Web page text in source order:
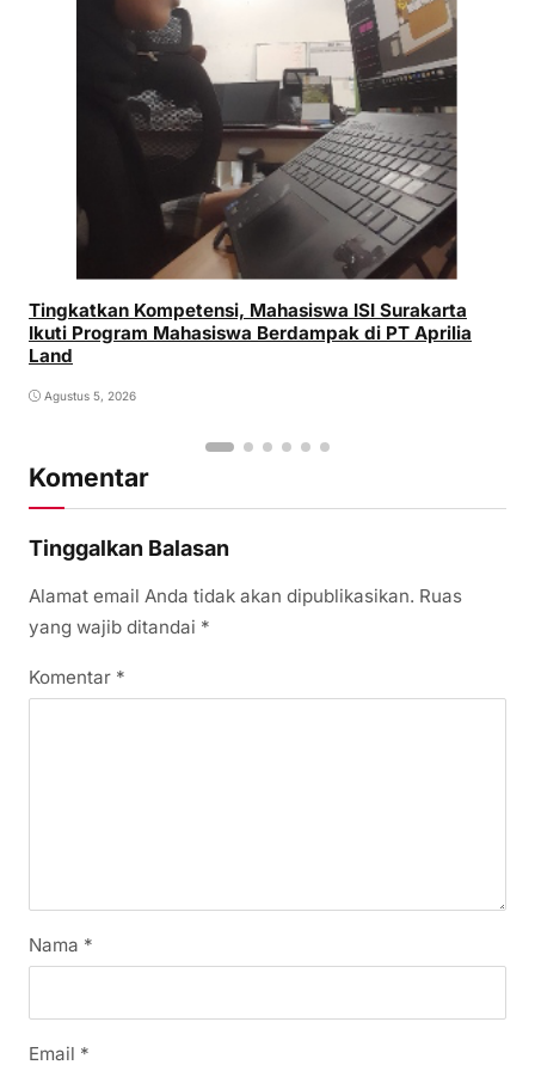
Tingkatkan Kompetensi, Mahasiswa ISI Surakarta
Ikuti Program Mahasiswa Berdampak di PT Aprilia
Land
Agustus 5, 2026
Komentar
Tinggalkan Balasan
Alamat email Anda tidak akan dipublikasikan. Ruas
yang wajib ditandai *
Komentar *
Nama *
Email *